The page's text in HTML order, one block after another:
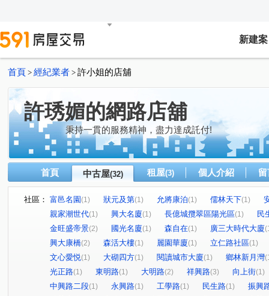
新建案
首頁 > 經紀業者 > 許小姐的店舖
許琇媚的網路店舖
秉持一貫的服務精神，盡力達成託付!
首頁 中古屋(32) 租屋(3) 個人介紹
社區： 富邑名園(1) 狀元及第(1) 允將康泊(1) 儒林天下(1)
親家潮世代(1) 興大名廈(1) 長億城攬翠區陽光區(1)
民
金旺盛帝景(2) 國光名廈(1) 森自在(1) 廣三大時代大廈
興大康橋(2) 森活大樓(1) 麗園華廈(1) 立仁路社區(1)
文心愛悦(1) 大砌四方(1) 閱讀城市大廈(1) 鄉林新月灣
光正路(1) 東明路(1) 大明路(2) 祥興路(3) 向上街(1)
中興路二段(1) 永興路(1) 工學路(1) 民生路(1)
振興